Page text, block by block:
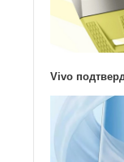
Vivo